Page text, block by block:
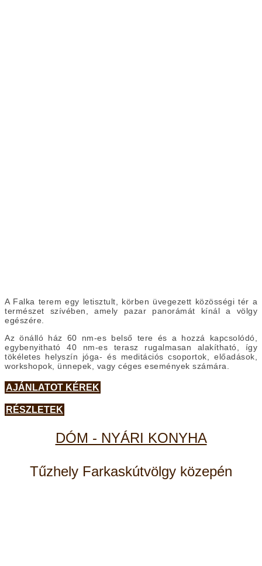
A Falka terem egy letisztult, körben üvegezett közösségi tér a
természet szívében, amely pazar panorámát kínál a völgy
egészére.
Az önálló ház 60 nm-es belső tere és a hozzá kapcsolódó,
egybenyitható 40 nm-es terasz rugalmasan alakítható, így
tökéletes helyszín jóga- és meditációs csoportok, előadások,
workshopok, ünnepek, vagy céges események számára.
AJÁNLATOT KÉREK
RÉSZLETEK
DÓM - NYÁRI KONYHA
Tűzhely Farkaskútvölgy közepén